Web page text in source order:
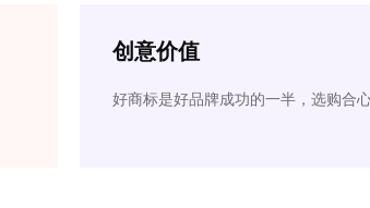
创意价值
好商标是好品牌成功的一半，选购合